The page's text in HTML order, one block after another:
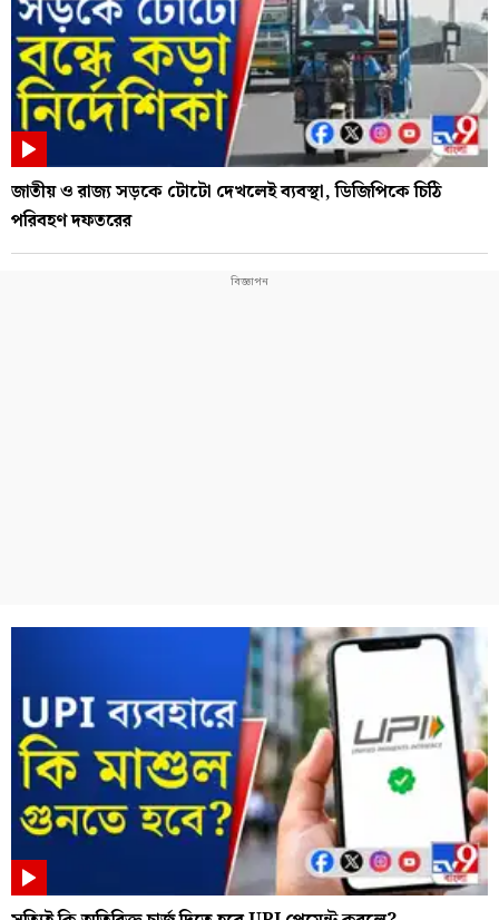
জাতীয় ও রাজ্য সড়কে টোটো দেখলেই ব্যবস্থা, ডিজিপিকে চিঠি
পরিবহণ দফতরের